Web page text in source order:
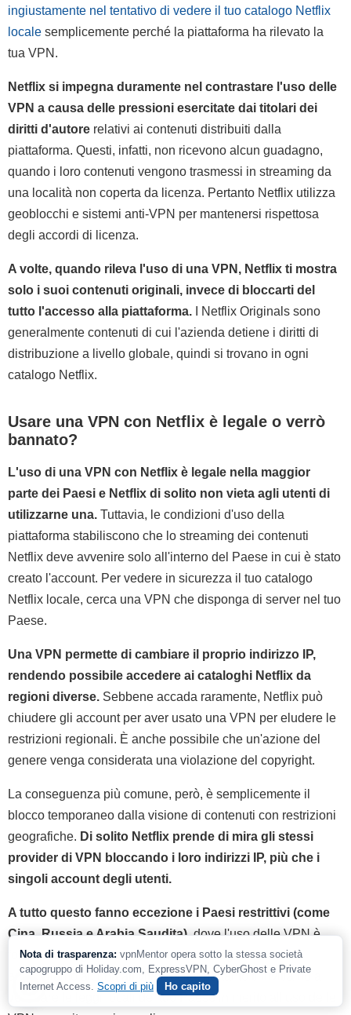
ingiustamente nel tentativo di vedere il tuo catalogo Netflix
locale semplicemente perché la piattaforma ha rilevato la
tua VPN.
Netflix si impegna duramente nel contrastare l'uso delle
VPN a causa delle pressioni esercitate dai titolari dei
diritti d'autore relativi ai contenuti distribuiti dalla
piattaforma. Questi, infatti, non ricevono alcun guadagno,
quando i loro contenuti vengono trasmessi in streaming da
una località non coperta da licenza. Pertanto Netflix utilizza
geoblocchi e sistemi anti-VPN per mantenersi rispettosa
degli accordi di licenza.
A volte, quando rileva l'uso di una VPN, Netflix ti mostra
solo i suoi contenuti originali, invece di bloccarti del
tutto l'accesso alla piattaforma. I Netflix Originals sono
generalmente contenuti di cui l'azienda detiene i diritti di
distribuzione a livello globale, quindi si trovano in ogni
catalogo Netflix.
Usare una VPN con Netflix è legale o verrò
bannato?
L'uso di una VPN con Netflix è legale nella maggior
parte dei Paesi e Netflix di solito non vieta agli utenti di
utilizzarne una. Tuttavia, le condizioni d'uso della
piattaforma stabiliscono che lo streaming dei contenuti
Netflix deve avvenire solo all'interno del Paese in cui è stato
creato l'account. Per vedere in sicurezza il tuo catalogo
Netflix locale, cerca una VPN che disponga di server nel tuo
Paese.
Una VPN permette di cambiare il proprio indirizzo IP,
rendendo possibile accedere ai cataloghi Netflix da
regioni diverse. Sebbene accada raramente, Netflix può
chiudere gli account per aver usato una VPN per eludere le
restrizioni regionali. È anche possibile che un'azione del
genere venga considerata una violazione del copyright.
La conseguenza più comune, però, è semplicemente il
blocco temporaneo dalla visione di contenuti con restrizioni
geografiche. Di solito Netflix prende di mira gli stessi
provider di VPN bloccando i loro indirizzi IP, più che i
singoli account degli utenti.
A tutto questo fanno eccezione i Paesi restrittivi (come
Cina, Russia e Arabia Saudita), dove l'uso delle VPN è
fortemente regolamentato o del tutto illegale. Noi non
appoggiamo alcuna attività illecita, pertanto ti invitiamo a
verificare le leggi locali del tuo Paese in merito all'uso delle
Nota di trasparenza: vpnMentor opera sotto la stessa società
capogruppo di Holiday.com, ExpressVPN, CyberGhost e Private
Internet Access. Scopri di più Ho capito